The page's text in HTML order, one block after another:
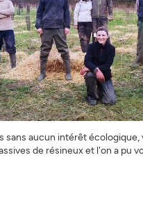
aucun intérêt
de résineux et l'on a pu